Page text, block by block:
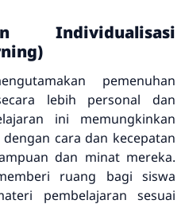
Individualisasi
pemenuhan
lebih personal dan
ini memungkinkan
cara dan kecepatan
dan minat mereka.
ruang bagi siswa
pembelajaran sesuai